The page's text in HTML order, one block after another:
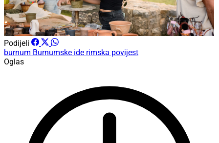
Podijeli
burnum Burnumske ide rimska povijest
Oglas